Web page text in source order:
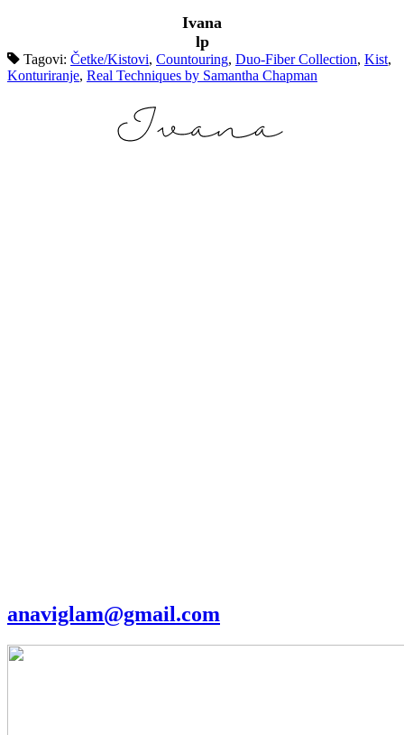
Ivana
lp
Tagovi: Četke/Kistovi, Countouring, Duo-Fiber Collection, Kist,
Konturiranje, Real Techniques by Samantha Chapman
anaviglam@gmail.com